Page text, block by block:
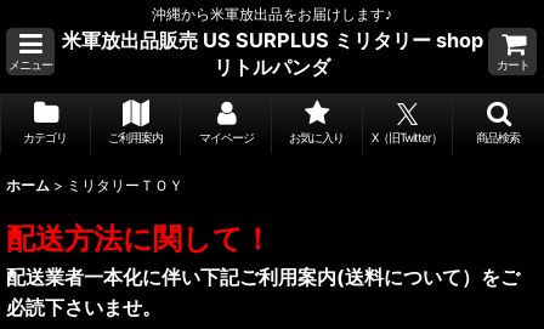
沖縄から米軍放出品をお届けします♪
メニュー
米軍放出品販売 US SURPLUS ミリタリー shop
リトルパンダ
カート
カテゴリ ご利用案内 マイページ お気に入り X（旧Twitter） 商品検索
ホーム > ミリタリーＴＯＹ
配送方法に関して！
配送業者一本化に伴い下記ご利用案内(送料について）をご
必読下さいませ。